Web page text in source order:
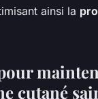
ainsi la
cutané